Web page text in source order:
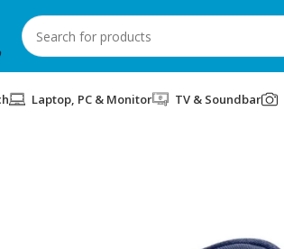
Laptop, PC & Monitor TV & Soundbar